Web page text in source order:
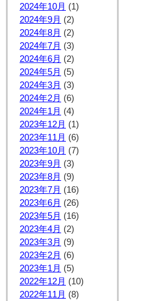
2024年10月 (1)
2024年9月 (2)
2024年8月 (2)
2024年7月 (3)
2024年6月 (2)
2024年5月 (5)
2024年3月 (3)
2024年2月 (6)
2024年1月 (4)
2023年12月 (1)
2023年11月 (6)
2023年10月 (7)
2023年9月 (3)
2023年8月 (9)
2023年7月 (16)
2023年6月 (26)
2023年5月 (16)
2023年4月 (2)
2023年3月 (9)
2023年2月 (6)
2023年1月 (5)
2022年12月 (10)
2022年11月 (8)